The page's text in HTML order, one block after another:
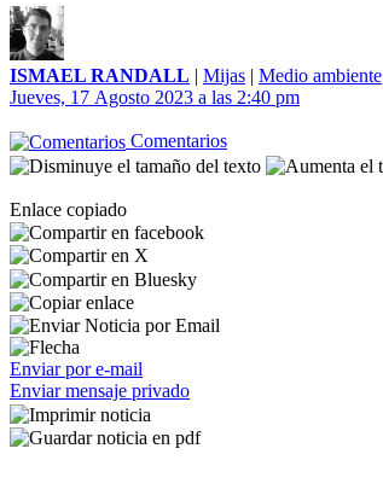
ISMAEL RANDALL | Mijas | Medio ambiente
Jueves, 17 Agosto 2023 a las 2:40 pm
Comentarios
Enlace copiado
Enviar por e-mail
Enviar mensaje privado